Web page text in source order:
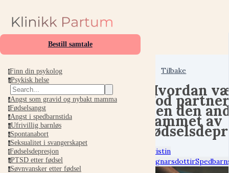
Bestill samtale
fFinn din psykolog
pPsykisk helse
aAngst som gravid og nybakt mamma
fFødselsangst
aAngst i spedbarnstida
uUfrivillig barnløs
sSpontanabort
sSeksualitet i svangerskapet
fFødselsdepresjon
pPTSD etter fødsel
sSøvnvansker etter fødsel
Tilbake
Hvordan
god
den den
rammet av
Kristin
Ragnarsdottir